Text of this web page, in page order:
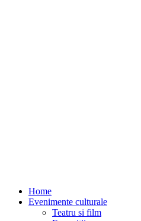
Home
Evenimente culturale
Teatru si film